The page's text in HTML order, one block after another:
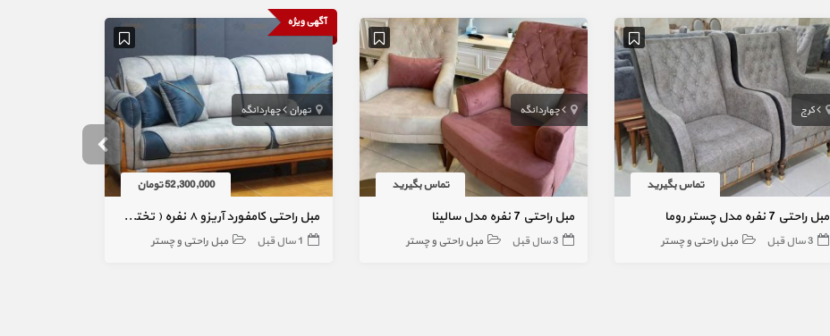
کرج
تماس بگیرید
مبل راحتی 7 نفره مدل چستر روما
3 سال قبل مبل راحتی و چستر
چهاردانگه
تماس بگیرید
مبل راحتی 7 نفره مدل سالینا
3 سال قبل مبل راحتی و چستر
آگهی ویژه
تهران چهاردانگه
52,300,000 تومان
مبل راحتی کامفورد آریزو ۸ نفره ( تختخواب شو )
1 سال قبل مبل راحتی و چستر